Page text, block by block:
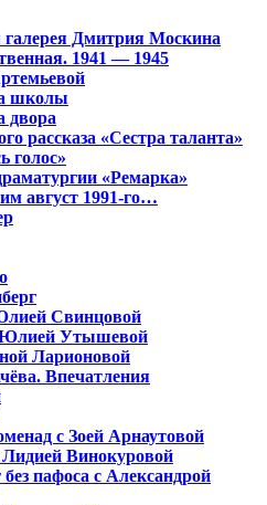
галерея Дмитрия Москина
1941 — 1945
школы
двора
рассказа «Сестра таланта»
голос»
«Ремарка»
август 1991-го…
Свинцовой
Юлией Утышевой
Ларионовой
Впечатления
с Зоей Арнаутовой
Винокуровой
пафоса с Александрой